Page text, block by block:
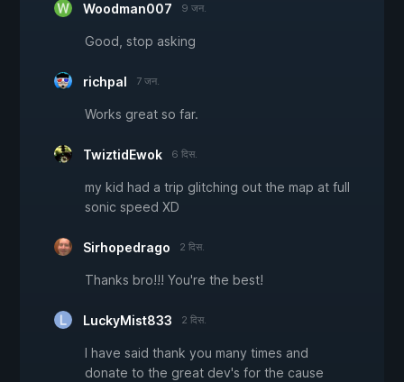
Woodman007 9 जन.
Good, stop asking
richpal 7 जन.
Works great so far.
TwiztidEwok 6 दिस.
my kid had a trip glitching out the map at full
sonic speed XD
Sirhopedrago 2 दिस.
Thanks bro!!! You're the best!
LuckyMist833 2 दिस.
I have said thank you many times and
donate to the great dev's for the cause